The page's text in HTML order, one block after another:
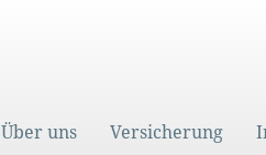
Über uns Versicherung